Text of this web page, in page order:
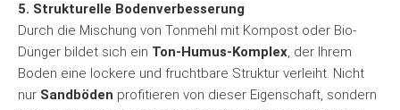
5. Strukturelle Bodenverbesserung
Durch die Mischung von Tonmehl mit Kompost oder Bio-
Dünger bildet sich ein Ton-Humus-Komplex, der Ihrem
Boden eine lockere und fruchtbare Struktur verleiht. Nicht
nur Sandböden profitieren von dieser Eigenschaft, sondern